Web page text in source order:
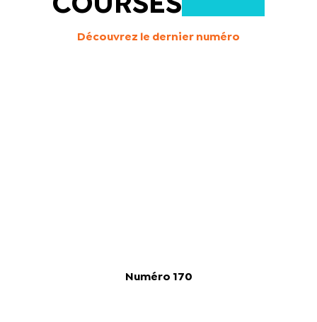
COURSES
Découvrez le dernier numéro
Numéro 170